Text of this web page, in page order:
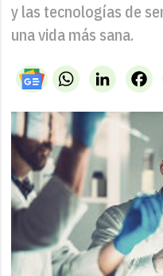
y las tecnologías de
una vida más sana.
WhatsAppLinkedIn